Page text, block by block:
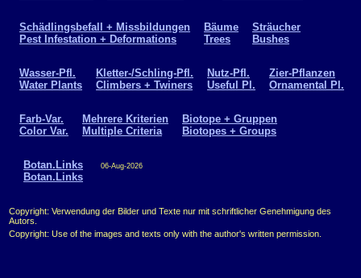
Schädlingsbefall + Missbildungen
Pest Infestation + Deformations
Bäume
Trees
Sträucher
Bushes
Wasser-Pfl.
Water Plants
Kletter-/Schling-Pfl.
Climbers + Twiners
Nutz-Pfl.
Useful Pl.
Zier-Pflanzen
Ornamental Pl.
Farb-Var.
Color Var.
Mehrere Kriterien
Multiple Criteria
Biotope + Gruppen
Biotopes + Groups
Botan.Links
Botan.Links
06-Aug-2026
Copyright: Verwendung der Bilder und Texte nur mit schriftlicher Genehmigung des
Autors.
Copyright: Use of the images and texts only with the author's written permission.